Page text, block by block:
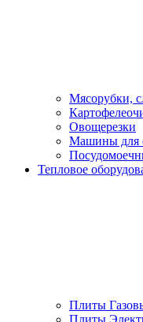
Мясорубки,
Овощерезки
Машины для
Тепловое
Плиты
Плиты